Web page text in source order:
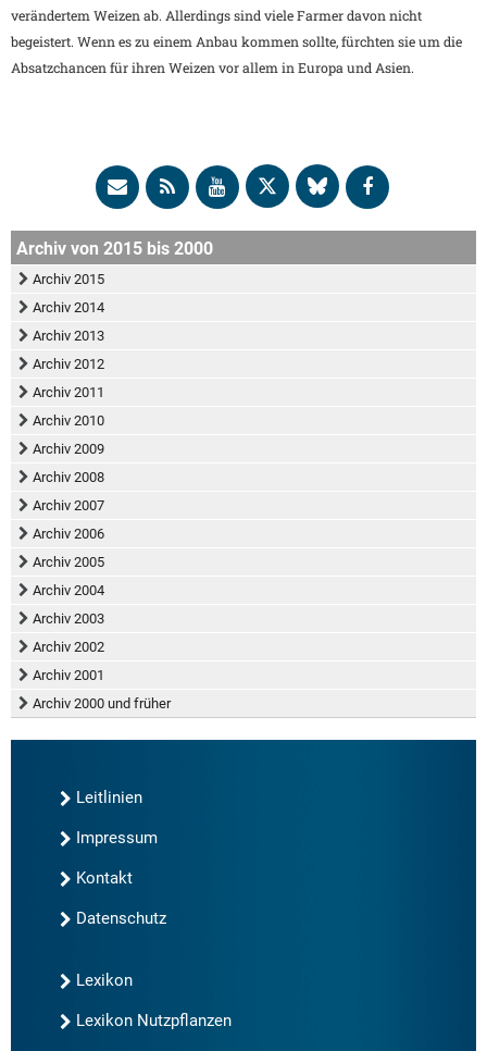
verändertem Weizen ab. Allerdings sind viele Farmer davon nicht
begeistert. Wenn es zu einem Anbau kommen sollte, fürchten sie um die
Absatzchancen für ihren Weizen vor allem in Europa und Asien.
Archiv von 2015 bis 2000
Archiv 2015
Archiv 2014
Archiv 2013
Archiv 2012
Archiv 2011
Archiv 2010
Archiv 2009
Archiv 2008
Archiv 2007
Archiv 2006
Archiv 2005
Archiv 2004
Archiv 2003
Archiv 2002
Archiv 2001
Archiv 2000 und früher
Leitlinien
Impressum
Kontakt
Datenschutz
Lexikon
Lexikon Nutzpflanzen